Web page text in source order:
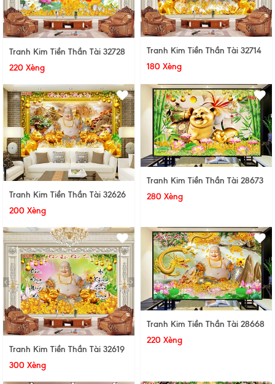
Tranh Kim Tiền Thần Tài 32728
220 Xèng
Tranh Kim Tiền Thần Tài 32714
180 Xèng
Tranh Kim Tiền Thần Tài 32626
200 Xèng
Tranh Kim Tiền Thần Tài 28673
280 Xèng
Tranh Kim Tiền Thần Tài 32619
300 Xèng
Tranh Kim Tiền Thần Tài 28668
220 Xèng